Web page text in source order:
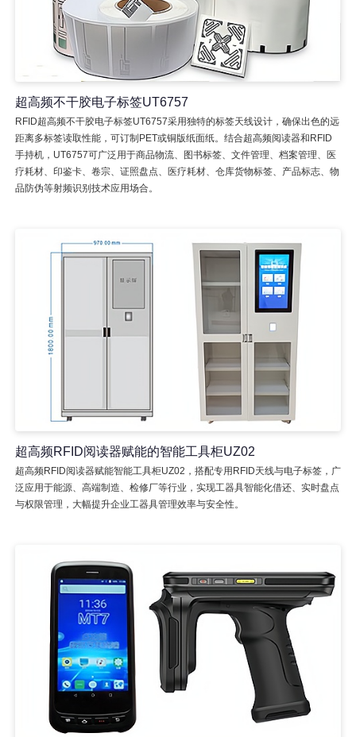
超高频不干胶电子标签UT6757
RFID超高频不干胶电子标签UT6757采用独特的标签天线设计，确保出色的远
距离多标签读取性能，可订制PET或铜版纸面纸。结合超高频阅读器和RFID
手持机，UT6757可广泛用于商品物流、图书标签、文件管理、档案管理、医
疗耗材、印鉴卡、卷宗、证照盘点、医疗耗材、仓库货物标签、产品标志、物
品防伪等射频识别技术应用场合。
超高频RFID阅读器赋能的智能工具柜UZ02
超高频RFID阅读器赋能智能工具柜UZ02，搭配专用RFID天线与电子标签，广
泛应用于能源、高端制造、检修厂等行业，实现工器具智能化借还、实时盘点
与权限管理，大幅提升企业工器具管理效率与安全性。